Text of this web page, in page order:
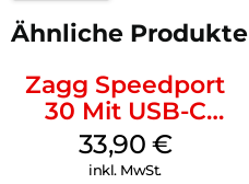
Ähnliche Produkte
Zagg Speedport
30 Mit USB-C
Kabel Weiß
33,90 €
inkl. MwSt.